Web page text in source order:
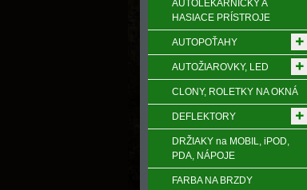
AUTOLEKÁRNIČKY A
HASIACE PRÍSTROJE
AUTOPOŤAHY
AUTOŽIAROVKY, LED
CLONY, ROLETKY NA OKNÁ
DEFLEKTORY
DRŽIAKY na MOBIL, iPOD,
PDA, NÁPOJE
FARBA NA BRZDY